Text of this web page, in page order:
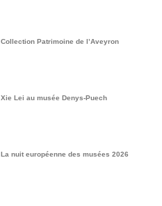
Collection Patrimoine de l’Aveyron
Xie Lei au musée Denys-Puech
La nuit européenne des musées 2026